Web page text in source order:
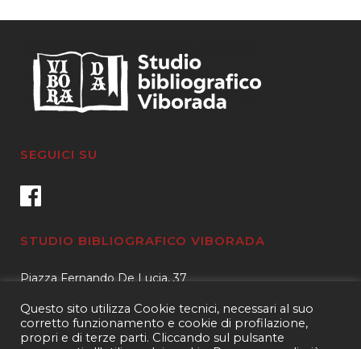
SEGUICI SU
STUDIO BIBLIOGRAFICO VIBORADA
Piazza Fernando De Lucia, 37
Tel.3400596959 – 3404632889
email.info@viborada.it
Questo sito utilizza Cookie tecnici, necessari al suo
corretto funzionamento e cookie di profilazione,
propri e di terze parti. Cliccando sul pulsante